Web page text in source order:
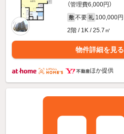
（管理費6,000円）
敷 不要 礼 100,000円
2階 / 1K / 25.7㎡
物件詳細を見る
ほか提供